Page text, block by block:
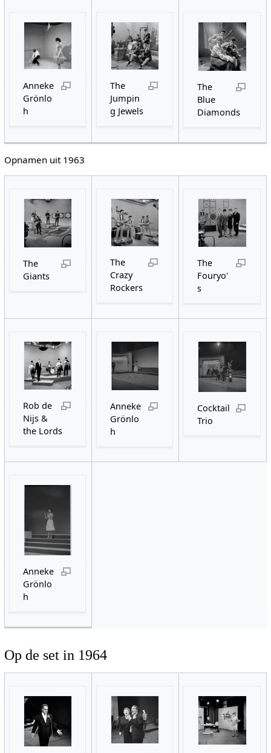
Anneke
Grönlo
h
The
Jumpin
g Jewels
The
Blue
Diamonds
Opnamen uit 1963
The
Giants
The
Crazy
Rockers
The
Fouryo'
s
Rob de
Nijs &
the Lords
Anneke
Grönlo
h
Cocktail
Trio
Anneke
Grönlo
h
Op de set in 1964